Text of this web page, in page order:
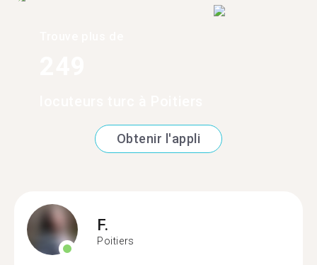
Obtenir l'appli
F.
Poitiers